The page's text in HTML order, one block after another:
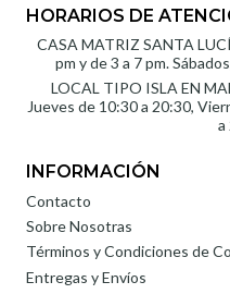
HORARIOS DE
CASA MATRIZ SANTA
pm y de 3 a 7 pm.
LOCAL TIPO ISLA EN
Jueves de 10:30 a 20:30,
a
INFORMACIÓN
Contacto
Sobre Nosotras
Términos y Condiciones de
Entregas y Envíos